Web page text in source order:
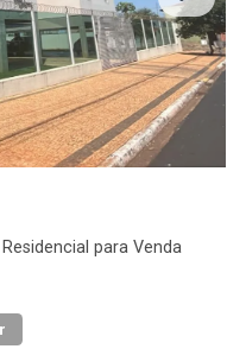
Residencial para Venda